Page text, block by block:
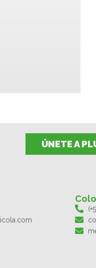
ÚNETE A